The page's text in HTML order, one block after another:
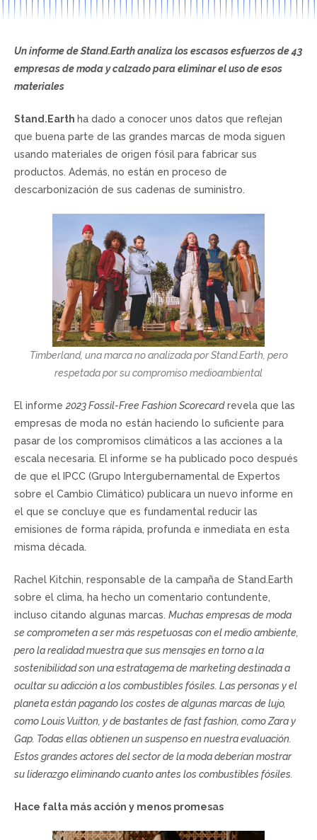
Un informe de Stand.Earth analiza los escasos esfuerzos de 43
empresas de moda y calzado para eliminar el uso de esos
materiales
Stand.Earth ha dado a conocer unos datos que reflejan
que buena parte de las grandes marcas de moda siguen
usando materiales de origen fósil para fabricar sus
productos. Además, no están en proceso de
descarbonización de sus cadenas de suministro.
Timberland, una marca no analizada por Stand.Earth, pero
respetada por su compromiso medioambiental
El informe 2023 Fossil-Free Fashion Scorecardrevela que las
empresas de moda no están haciendo lo suficiente para
pasar de los compromisos climáticos a las acciones a la
escala necesaria. El informe se ha publicado poco después
de que el IPCC (Grupo Intergubernamental de Expertos
sobre el Cambio Climático) publicara un nuevo informe en
el que se concluye que es fundamental reducir las
emisiones de forma rápida, profunda e inmediata en esta
misma década.
Rachel Kitchin, responsable de la campaña de Stand.Earth
sobre el clima, ha hecho un comentario contundente,
incluso citando algunas marcas. Muchas empresas de moda
se comprometen a ser más respetuosas con el medio ambiente,
pero la realidad muestra que sus mensajes en torno a la
sostenibilidad son una estratagema de marketing destinada a
ocultar su adicción a los combustibles fósiles. Las personas y el
planeta están pagando los costes de algunas marcas de lujo,
como Louis Vuitton, y de bastantes de fast fashion, como Zara y
Gap. Todas ellas obtienen un suspenso en nuestra evaluación.
Estos grandes actores del sector de la moda deberían mostrar
su liderazgo eliminando cuanto antes los combustibles fósiles.
Hace falta más acción y menos promesas